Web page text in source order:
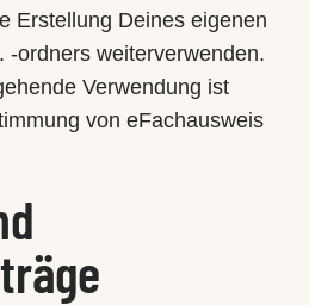
Erstellung Deines eigenen
-ordners weiterverwenden.
Verwendung ist
von eFachausweis